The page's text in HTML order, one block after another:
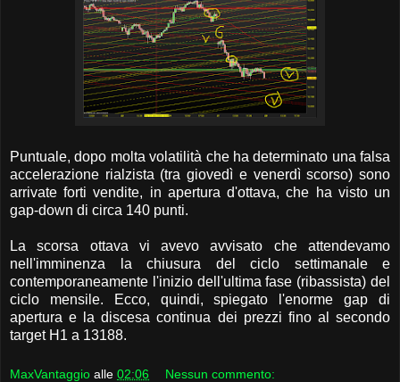
Puntuale, dopo molta volatilità che ha determinato una falsa
accelerazione rialzista (tra giovedì e venerdì scorso) sono
arrivate forti vendite, in apertura d'ottava, che ha visto un
gap-down di circa 140 punti.
La scorsa ottava vi avevo avvisato che attendevamo
nell'imminenza la chiusura del ciclo settimanale e
contemporaneamente l'inizio dell'ultima fase (ribassista) del
ciclo mensile. Ecco, quindi, spiegato l'enorme gap di
apertura e la discesa continua dei prezzi fino al secondo
target H1 a 13188.
MaxVantaggio alle 02:06 Nessun commento: